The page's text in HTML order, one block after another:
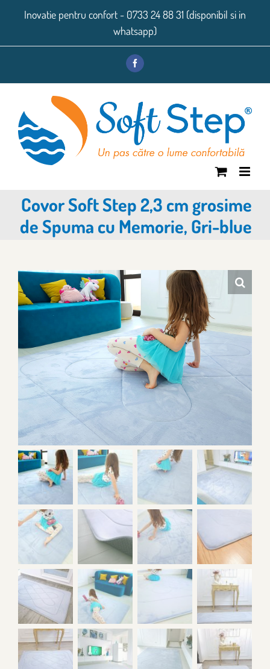
content
Inovatie pentru confort - 0733 24 88 31 (disponibil si in
whatsapp)
Facebook
Covor Soft Step 2,3 cm grosime
de Spuma cu Memorie, Gri-blue